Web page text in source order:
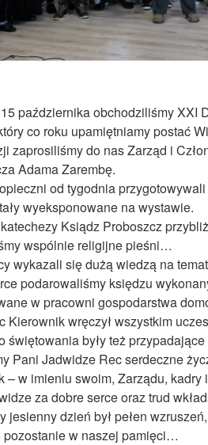
października obchodziliśmy XXI
co roku upamiętniamy postać
zaprosiliśmy do nas Zarząd i
Adama Zarembę.
od tygodnia
wyeksponowane na wystawie.
Ksiądz Proboszcz
wspólnie religijne pieśni…
wykazali się dużą wiedzą na
podarowaliśmy księdzu
w pracowni gospodarstwa
Kierownik wręczył wszystkim
świętowania były też
Pani Jadwidze Rec serdeczne
– w imieniu swoim, Zarządu,
za dobre serce oraz trud
jesienny dzień był pełen
pozostanie w naszej pamięci…